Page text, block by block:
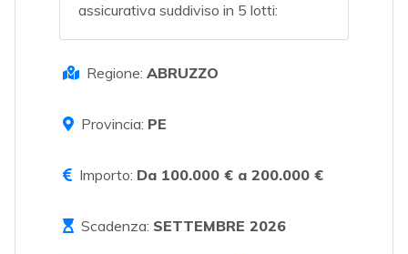
assicurativa suddiviso in 5 lotti:
Regione: ABRUZZO
Provincia: PE
Importo: Da 100.000 € a 200.000 €
Scadenza: SETTEMBRE 2026